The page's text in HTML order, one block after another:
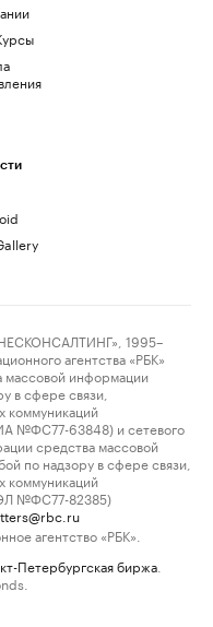
1995–
агентства «РБК»
массовой информации
в сфере связи,
коммуникаций
№ФС77-63848) и сетевого
средства массовой
по надзору в сфере связи,
коммуникаций
№ФС77-82385)
агентство «РБК».
Петербургская биржа